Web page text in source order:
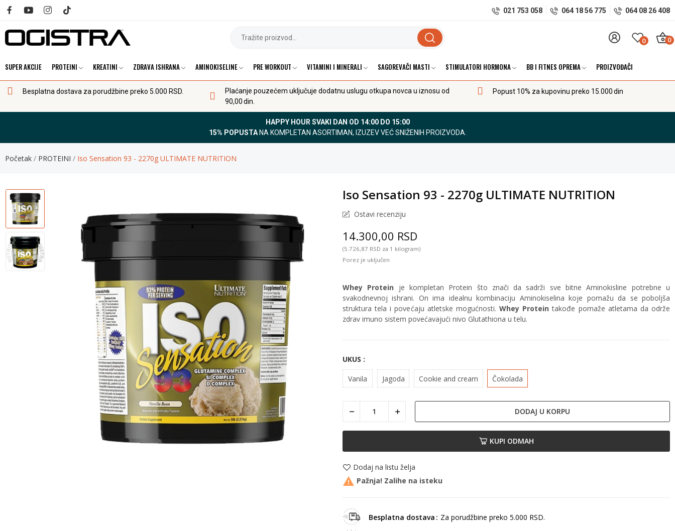
021 753 058 064 18 56 775 064 08 26 408
0 0
SUPER AKCIJE PROTEINI KREATINI ZDRAVA ISHRANA AMINOKISELINE PRE WORKOUT VITAMINI I MINERALI SAGOREVAČI MASTI STIMULATORI HORMONA BB I FITNES OPREMA PROIZVOĐAČI
Besplatna dostava za porudžbine preko 5.000 RSD.
Plaćanje pouzećem uključuje dodatnu uslugu otkupa novca u iznosu od
90,00 din.
Popust 10% za kupovinu preko 15.000 din
HAPPY HOUR SVAKI DAN OD 14:00 DO 15:00
15% POPUSTANA KOMPLETAN ASORTIMAN, IZUZEV VEĆ SNIŽENIH PROIZVODA.
Početak PROTEINI Iso Sensation 93 - 2270g ULTIMATE NUTRITION
Iso Sensation 93 - 2270g ULTIMATE NUTRITION
Ostavi recenziju
14.300,00 RSD
(5.726,87 RSD za 1 kilogram)
Porez je uključen
Whey Protein je kompletan Protein što znači da sadrži sve bitne Aminokisline potrebne u
svakodnevnoj ishrani. On ima idealnu kombinaciju Aminokiselina koje pomažu da se poboljša
struktura tela i povećaju atletske mogućnosti. Whey Protein takođe pomaže atletama da održe
zdrav imuno sistem povećavajući nivo Glutathiona u telu.
UKUS :
Vanila Jagoda Cookie and cream Čokolada
DODAJ U KORPU
KUPI ODMAH
Dodaj na listu želja
 Pažnja! Zalihe na isteku
Besplatna dostava Za porudžbine preko 5.000 RSD.